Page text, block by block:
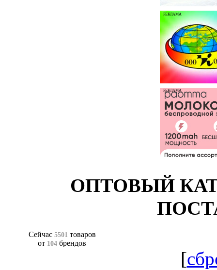
РЕКЛАМА
РЕКЛАМА
ОПТОВЫЙ
Сейчас 5501 товаров
от 104 брендов
[